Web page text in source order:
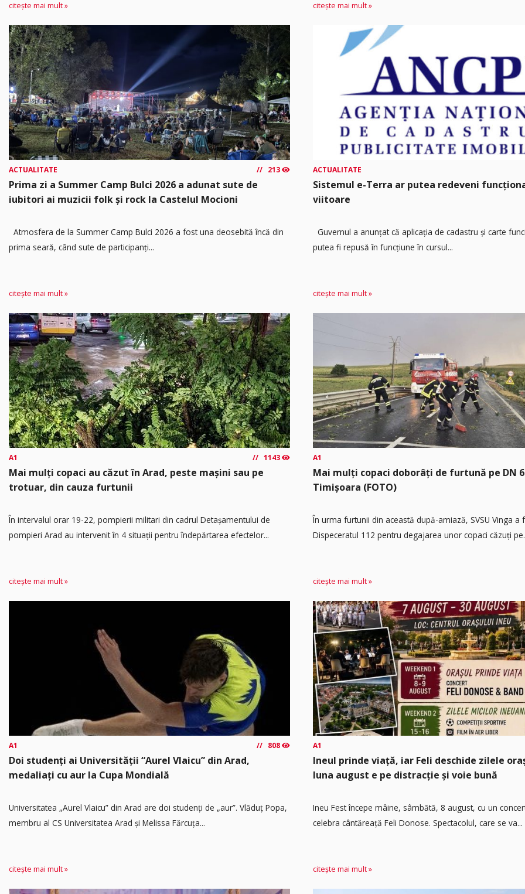
citește mai mult » citește mai mult »
ACTUALITATE 213
Prima zi a Summer Camp Bulci 2026 a adunat sute de
iubitori ai muzicii folk și rock la Castelul Mocioni
Atmosfera de la Summer Camp Bulci 2026 a fost una deosebită încă din
prima seară, când sute de participanți...
citește mai mult »
ACTUALITATE
Sistemul e-Terra ar putea redeveni
viitoare
Guvernul a anunțat că aplicația de cadastru și carte
putea fi repusă în funcțiune în cursul...
citește mai mult »
A1 1143
Mai mulți copaci au căzut în Arad, peste mașini sau pe
trotuar, din cauza furtunii
În intervalul orar 19-22, pompierii militari din cadrul Detașamentului de
pompieri Arad au intervenit în 4 situații pentru îndepărtarea efectelor...
citește mai mult »
A1
Mai mulți copaci doborâți de furtună pe DN
Timișoara (FOTO)
În urma furtunii din această după-amiază, SVSU Vinga a
Dispeceratul 112 pentru degajarea unor copaci căzuți
citește mai mult »
A1 808
Doi studenți ai Universității “Aurel Vlaicu” din Arad,
medaliați cu aur la Cupa Mondială
Universitatea „Aurel Vlaicu” din Arad are doi studenți de „aur”. Vlăduț Popa,
membru al CS Universitatea Arad și Melissa Fărcuța...
citește mai mult »
A1
Ineul prinde viață, iar Feli deschide zilele
luna august e pe distracție și voie bună
Ineu Fest începe mâine, sâmbătă, 8 august, cu un
celebra cântăreață Feli Donose. Spectacolul, care se va...
citește mai mult »